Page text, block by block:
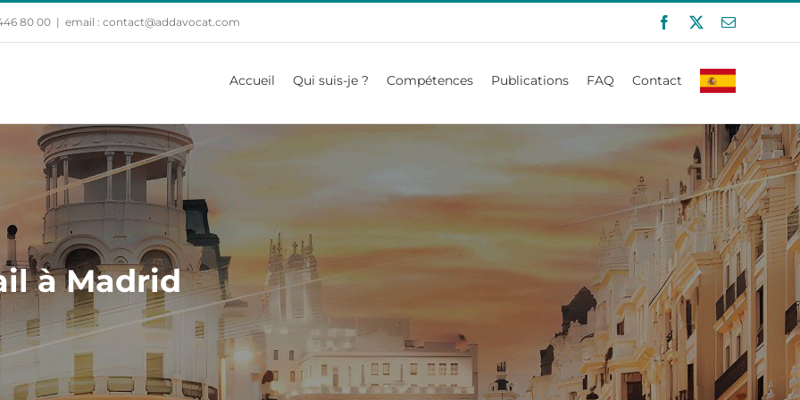
80 00 | email : contact@addavocat.com Facebook Email
Accueil Qui suis-je ? Compétences Publications FAQ Contact
à Madrid